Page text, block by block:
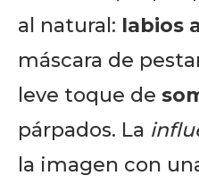
al natural: labios
máscara de
leve toque de
párpados. La
la imagen con